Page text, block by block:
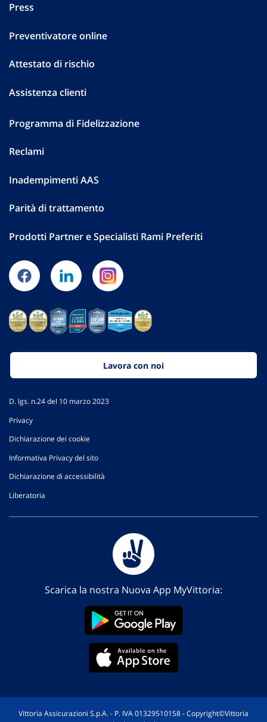
Press
Preventivatore online
Attestato di rischio
Assistenza clienti
Programma di Fidelizzazione
Reclami
Inadempimenti AAS
Parità di trattamento
Prodotti Partner e Specialisti Rami Preferiti
Lavora con noi
D. lgs. n.24 del 10 marzo 2023
Privacy
Dichiarazione dei cookie
Informativa Privacy del sito
Dichiarazione di accessibilità
Liberatoria
Scarica la nostra Nuova App MyVittoria:
Vittoria Assicurazioni S.p.A. - P. IVA 01329510158 - Copyright©Vittoria